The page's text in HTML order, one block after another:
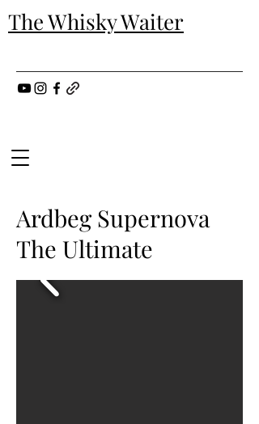
The Whisky Waiter
Ardbeg Supernova
The Ultimate